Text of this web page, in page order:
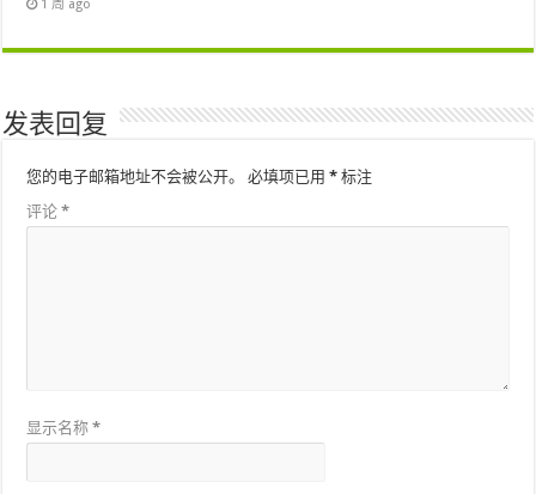
1 周 ago
发表回复
您的电子邮箱地址不会被公开。 必填项已用* 标注
评论*
显示名称*